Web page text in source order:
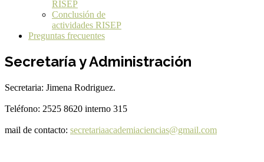
RISEP
Conclusión de
actividades RISEP
Preguntas frecuentes
Secretaría y Administración
Secretaria: Jimena Rodriguez.
Teléfono: 2525 8620 interno 315
mail de contacto: secretariaacademiaciencias@gmail.com